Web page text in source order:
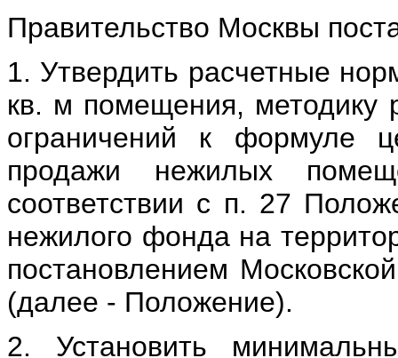
Правительство Москвы
1. Утвердить расчетные
кв. м помещения, методику
ограничений к формуле
продажи нежилых
соответствии с п. 27
нежилого фонда на
постановлением
(далее - Положение).
2. Установить